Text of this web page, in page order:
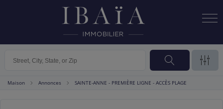
Maison Annonces SAINTE-ANNE - PREMIÈRE LIGNE - ACCÈS PLAGE